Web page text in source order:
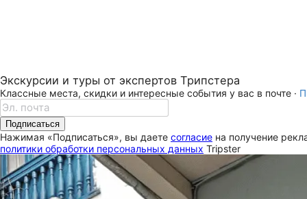
Экскурсии и туры от экспертов Трипстера
Классные места, скидки и интересные события у вас в почте ·
Подписаться
Нажимая «Подписаться», вы даете согласие на получение
политики обработки персональных данных Tripster